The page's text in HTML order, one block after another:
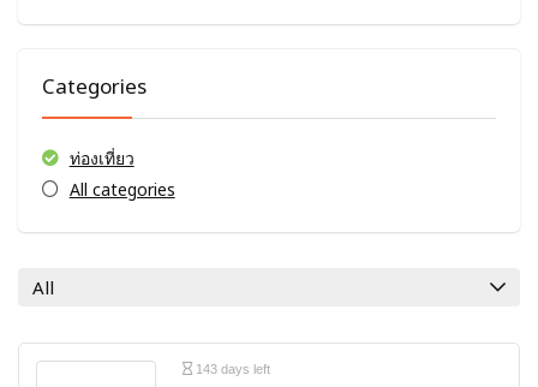
Categories
ท่องเที่ยว
All categories
All
143 days left